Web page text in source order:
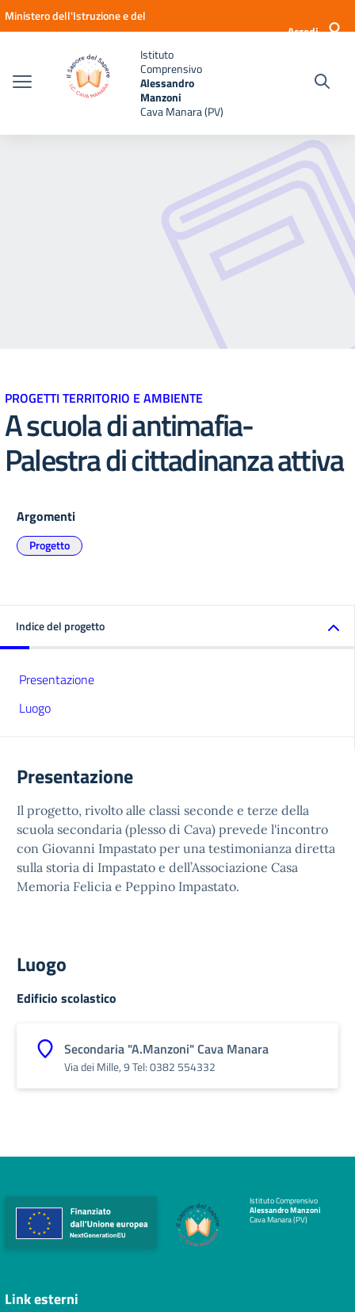
Vai ai contenuti
Vai al menu di navigazione
Vai al footer
Ministero dell'Istruzione e del
Accedi
Istituto
Comprensivo
Alessandro
Manzoni
Cava Manara (PV)
PROGETTI TERRITORIO E AMBIENTE
A scuola di antimafia-
Palestra di cittadinanza attiva
Argomenti
Progetto
Indice del progetto
Presentazione
Luogo
Presentazione
Il progetto, rivolto alle classi seconde e terze della
scuola secondaria (plesso di Cava) prevede l'incontro
con Giovanni Impastato per una testimonianza diretta
sulla storia di Impastato e dell’Associazione Casa
Memoria Felicia e Peppino Impastato.
Luogo
Edificio scolastico
Secondaria "A.Manzoni" Cava Manara
Via dei Mille, 9 Tel: 0382 554332
Istituto Comprensivo
Alessandro Manzoni
Cava Manara (PV)
Link esterni